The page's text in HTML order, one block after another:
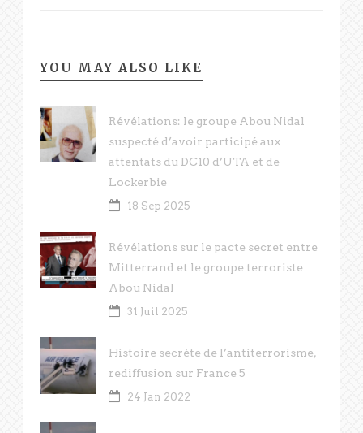
YOU MAY ALSO LIKE
Révélations: le groupe Abou Nidal
suspecté d’avoir participé aux
attentats du DC10 d’UTA et de
Lockerbie
18 Sep 2025
Révélations sur le pacte secret entre
Mitterrand et le groupe terroriste
Abou Nidal
31 Juil 2025
Histoire secrète de l’antiterrorisme,
rediffusion sur France 5
24 Jan 2022